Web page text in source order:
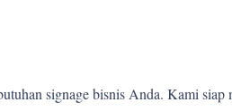
signage bisnis Anda. Kami siap